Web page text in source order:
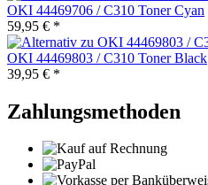
OKI 44469706 / C310 Toner Cyan
59,95 € *
OKI 44469803 / C310 Toner Black
39,95 € *
Zahlungsmethoden